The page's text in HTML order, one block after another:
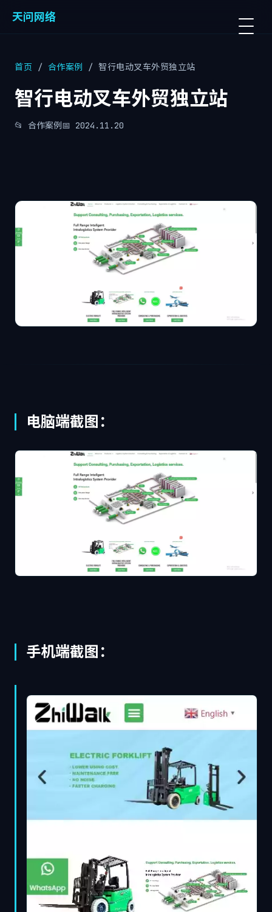
天问网络
首页 / 合作案例 / 智行电动叉车外贸独立站
智行电动叉车外贸独立站
📂 合作案例📅 2024.11.20
电脑端截图：
手机端截图：